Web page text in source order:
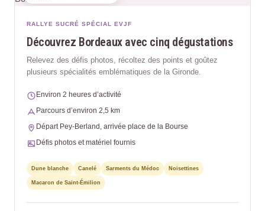
RALLYE SUCRÉ SPÉCIAL EVJF
Découvrez Bordeaux avec cinq dégustations
Relevez des défis photos, récoltez des points et goûtez
plusieurs spécialités emblématiques de la Gironde.
Environ 2 heures d’activité
Parcours d’environ 2,5 km
Départ Pey-Berland, arrivée place de la Bourse
Défis photos et matériel fournis
Dune blanche Canelé Sarments du Médoc Noisettines
Macaron de Saint-Émilion